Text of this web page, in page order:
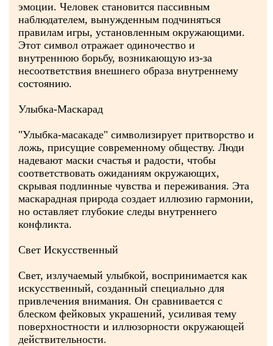
эмоции. Человек становится пассивным
наблюдателем, вынужденным подчиняться
правилам игры, установленным окружающими.
Этот символ отражает одиночество и
внутреннюю борьбу, возникающую из-за
несоответствия внешнего образа внутреннему
состоянию.
Улыбка-Маскарад
"Улыбка-масакаде" символизирует притворство и
ложь, присущие современному обществу. Люди
надевают маски счастья и радости, чтобы
соответствовать ожиданиям окружающих,
скрывая подлинные чувства и переживания. Эта
маскарадная природа создает иллюзию гармонии,
но оставляет глубокие следы внутреннего
конфликта.
Свет Искусственный
Свет, излучаемый улыбкой, воспринимается как
искусственный, созданный специально для
привлечения внимания. Он сравнивается с
блеском фейковых украшений, усиливая тему
поверхностности и иллюзорности окружающей
действительности.